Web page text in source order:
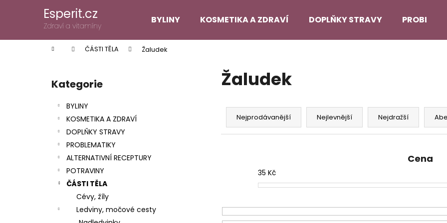
Esperit.cz
Zdraví a vitamíny
BYLINY KOSMETIKA A ZDRAVÍ DOPLŇKY STRAVY
Domů ČÁSTI TĚLA Žaludek
Přeskočit
kategorie
Kategorie
BYLINY
KOSMETIKA A ZDRAVÍ
DOPLŇKY STRAVY
PROBLEMATIKY
ALTERNATIVNÍ RECEPTURY
POTRAVINY
ČÁSTI TĚLA
Cévy, žíly
Ledviny, močové cesty
Žaludek
Ř
z
o
Nejprodávanější Nejlevnější Nejdražší
Cena
35 Kč
í
Zpět
do
Zpět
do
Doporučujeme